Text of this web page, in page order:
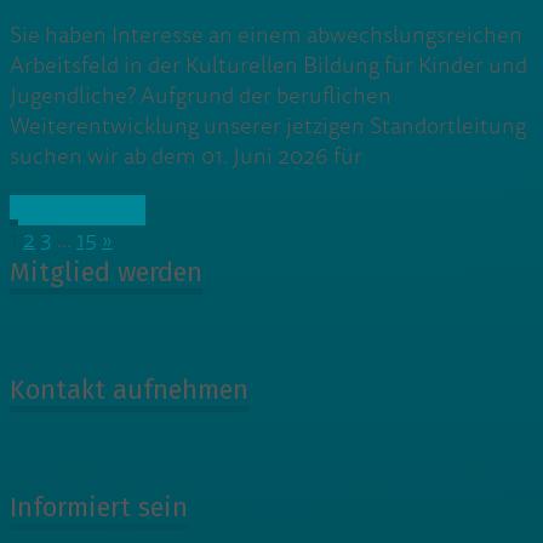
Sie haben Interesse an einem abwechslungsreichen
Arbeitsfeld in der Kulturellen Bildung für Kinder und
Jugendliche? Aufgrund der beruflichen
Weiterentwicklung unserer jetzigen Standortleitung
suchen wir ab dem 01. Juni 2026 für
2 3 … 15 »
Mitglied werden
Kontakt aufnehmen
Informiert sein